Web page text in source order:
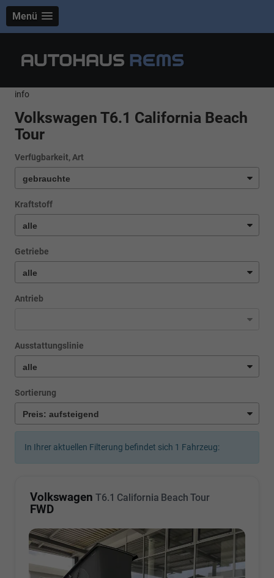
Menü
info
Volkswagen T6.1 California Beach
Tour
Verfügbarkeit, Art
Kraftstoff
Getriebe
Antrieb
Ausstattungslinie
Sortierung
In Ihrer aktuellen Filterung befindet sich 1 Fahrzeug:
Volkswagen T6.1 California Beach Tour
FWD